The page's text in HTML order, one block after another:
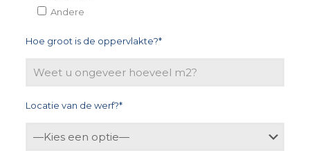
Andere
Hoe groot is de oppervlakte?*
Locatie van de werf?*